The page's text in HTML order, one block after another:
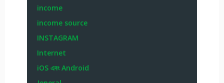
income
income source
INSTAGRAM
Internet
iOS এবং Android